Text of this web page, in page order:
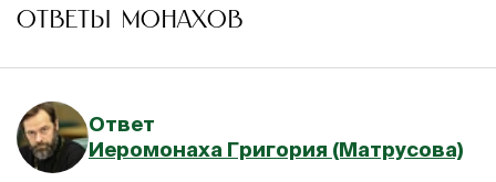
ОТВЕТЫ МОНАХОВ
Ответ
Иеромонаха Григория (Матрусова)